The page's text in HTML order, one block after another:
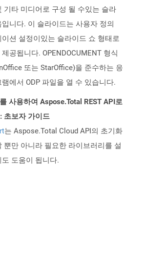
기타 미디어로 구성 될 수있는 슬라
입니다. 이 슬라이드는 사용자 정의
이션 설정이있는 슬라이드 쇼 형태로
공됩니다. OPENDOCUMENT 형식
또는 StarOffice)을 준수하는 응
에서 ODP 파일을 열 수 있습니다.
사용하여 Aspose.Total REST API로
초보자 가이드
는 Aspose.Total Cloud API의 초기화
뿐만 아니라 필요한 라이브러리를 설
도 도움이 됩니다.